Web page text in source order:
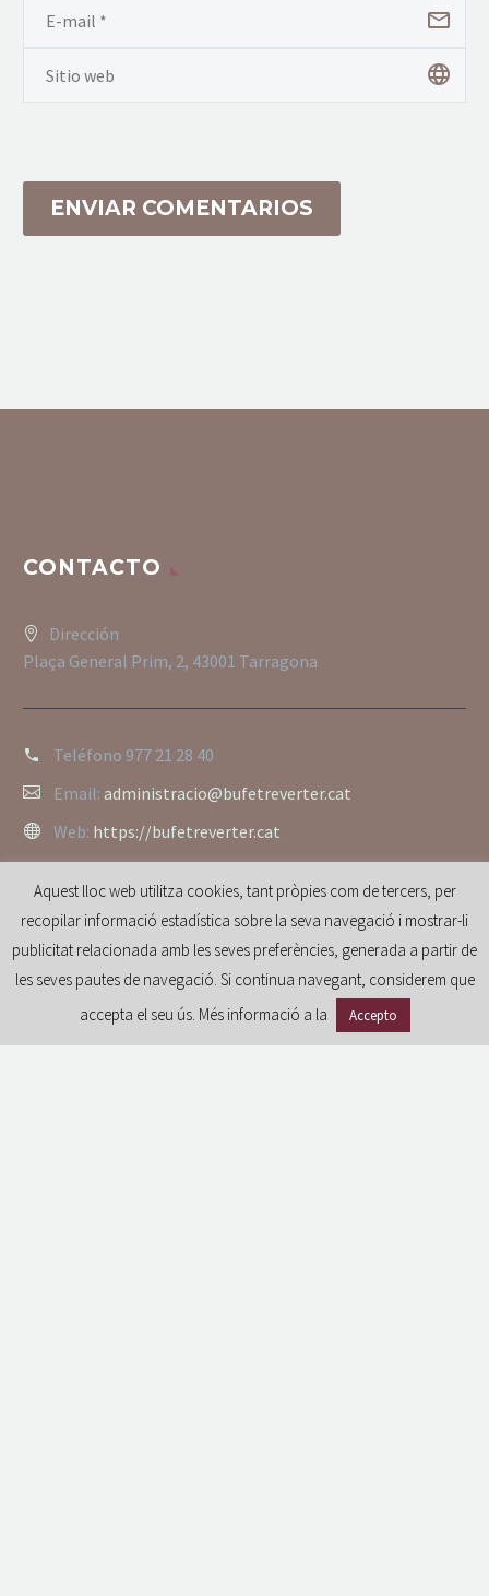
ENVIAR COMENTARIOS
CONTACTO
Dirección
Plaça General Prim, 2, 43001 Tarragona
Teléfono 977 21 28 40
Email: administracio@bufetreverter.cat
Web: https://bufetreverter.cat
Aquest lloc web utilitza cookies, tant pròpies com de tercers, per
recopilar informació estadística sobre la seva navegació i mostrar-li
publicitat relacionada amb les seves preferències, generada a partir de
les seves pautes de navegació. Si continua navegant, considerem que
accepta el seu ús. Més informació a la
Accepto